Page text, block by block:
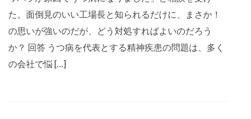
た。面倒見のいい工場長と知られるだけに、まさか！
の思いが強いのだが、どう対処すればよいのだろう
か？ 回答 うつ病を代表とする精神疾患の問題は、多く
の会社で悩 […]